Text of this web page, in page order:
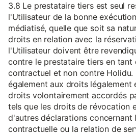
3.8 Le prestataire tiers est seul
l'Utilisateur de la bonne
médiatisé, quelle que soit sa
droits en relation avec la
l'Utilisateur doivent être
contre le prestataire tiers en tant
contractuel et non contre Holidu.
également aux droits légalement
droits volontairement accordés
tels que les droits de révocation
d'autres déclarations concernant
contractuelle ou la relation de